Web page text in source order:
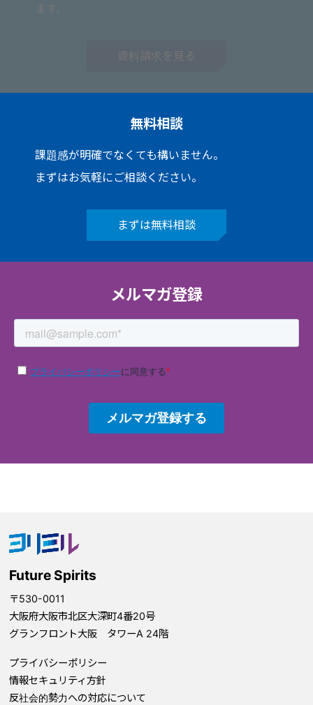
ます。
資料請求を見る
無料相談
課題感が明確でなくても構いません。
まずはお気軽にご相談ください。
まずは無料相談
メルマガ登録
Future Spirits
〒530-0011
大阪府大阪市北区大深町4番20号
グランフロント大阪 タワーA 24階
プライバシーポリシー
情報セキュリティ方針
反社会的勢力への対応について